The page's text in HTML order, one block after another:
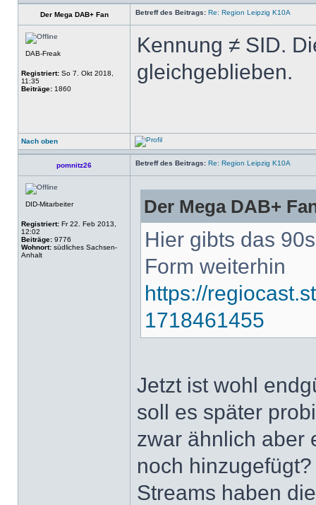
Der Mega DAB+ Fan Betreff des Beitrags: Re: Region Leipzig K10A
DAB-Freak
Registriert: So 7. Okt 2018,
11:35
Beiträge: 1860
Kennung ≠ SID.
gleichgeblieben.
Nach oben
pomnitz26 Betreff des Beitrags: Re: Region Leipzig K10A
DID-Mitarbeiter
Registriert: Fr 22. Feb 2013,
12:02
Beiträge: 9776
Wohnort: südliches Sachsen-
Anhalt
Der Mega DAB+
Hier gibts das
Form weiterhin
https://
1718461455
Jetzt ist wohl
soll es später
zwar ähnlich aber
noch
Streams haben